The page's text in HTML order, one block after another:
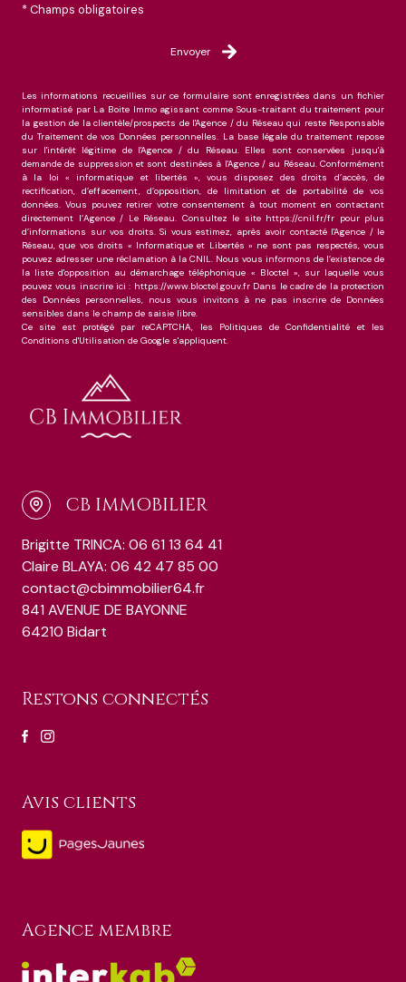
* Champs obligatoires
Envoyer
Les informations recueillies sur ce formulaire sont enregistrées dans un fichier
informatisé par La Boite Immo agissant comme Sous-traitant du traitement pour
la gestion de la clientèle/prospects de l'Agence / du Réseau qui reste Responsable
du Traitement de vos Données personnelles. La base légale du traitement repose
sur l'intérêt légitime de l'Agence / du Réseau. Elles sont conservées jusqu'à
demande de suppression et sont destinées à l'Agence / au Réseau. Conformément
à la loi « informatique et libertés », vous disposez des droits d’accès, de
rectification, d’effacement, d’opposition, de limitation et de portabilité de vos
données. Vous pouvez retirer votre consentement à tout moment en contactant
directement l’Agence / Le Réseau. Consultez le site https://cnil.fr/fr pour plus
d’informations sur vos droits. Si vous estimez, après avoir contacté l'Agence / le
Réseau, que vos droits « Informatique et Libertés » ne sont pas respectés, vous
pouvez adresser une réclamation à la CNIL. Nous vous informons de l’existence de
la liste d'opposition au démarchage téléphonique « Bloctel », sur laquelle vous
pouvez vous inscrire ici : https://www.bloctel.gouv.fr Dans le cadre de la protection
des Données personnelles, nous vous invitons à ne pas inscrire de Données
sensibles dans le champ de saisie libre.
Ce site est protégé par reCAPTCHA, les Politiques de Confidentialité et les
Conditions d'Utilisation de Google s'appliquent.
CB IMMOBILIER
Brigitte TRINCA: 06 61 13 64 41
Claire BLAYA: 06 42 47 85 00
contact@cbimmobilier64.fr
841 AVENUE DE BAYONNE
64210 Bidart
Restons connectés
Avis clients
Agence membre